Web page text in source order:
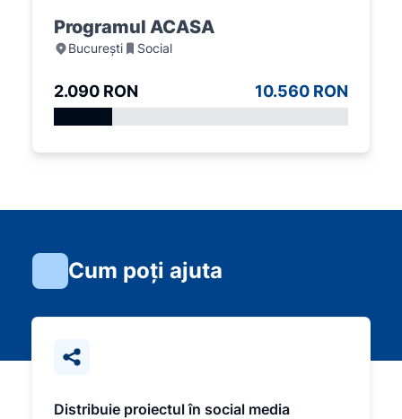
Programul ACASA
București Social
2.090 RON 10.560 RON
Cum poți ajuta
Distribuie proiectul în social media